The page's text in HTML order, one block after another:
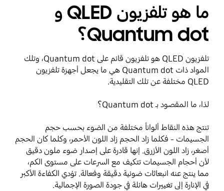
ما هو تلفزيون QLED و
Quantum dot؟
تلفزيون QLED هو تلفزيون قائم على Quantum dot، وتلك
المواد ذات Quantum dot هي ما يجعل أجهزة تلفزيون
QLED مختلفة عن تلك التقليدية.
لذا، ما المقصود بـ Quantum dot؟
تنتج هذه النقاط ألواناً مختلفة من الضوء بحسب حجم
الجسيمات - فكلما زاد الحجم زاد اللون الأحمر، وكلما كان الحجم
أصغر، زاد اللون الأزرق. إنها قادرة على إصدار ضوء ملون دقيق
لأن أحجام الجسيمات تتكيف مع السرعات على مستوى الكم،
مما ينتج عنه انبعاثات ضوئية دقيقة وفعالة. تؤدي الكفاءة الأكبر
في الإنارة إلى تغييرات هائلة في جودة الصورة الإجمالية.